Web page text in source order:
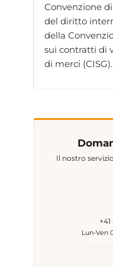
Convenzione
del diritto
della
sui contratti di
di merci (CISG).
Il nostro
Lun-Ven